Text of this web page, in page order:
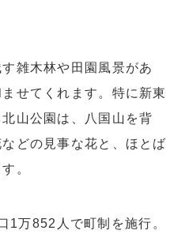
雑木林や田園風景があ
せてくれます。特に新東
山公園は、八国山を背
どの見事な花と、ほとば
。
1万852人で町制を施行。